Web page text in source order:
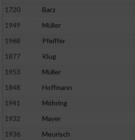
1720
Barz
1949
Müller
1968
Pfeiffer
1877
Klug
1953
Müller
1848
Hoffmann
1941
Möhring
1932
Mayer
1936
Meurisch